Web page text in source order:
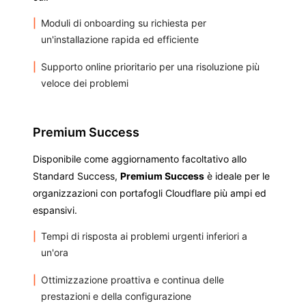
Moduli di onboarding su richiesta per
un'installazione rapida ed efficiente
Supporto online prioritario per una risoluzione più
veloce dei problemi
Premium Success
Disponibile come aggiornamento facoltativo allo
Standard Success, Premium Success è ideale per le
organizzazioni con portafogli Cloudflare più ampi ed
espansivi.
Tempi di risposta ai problemi urgenti inferiori a
un'ora
Ottimizzazione proattiva e continua delle
prestazioni e della configurazione